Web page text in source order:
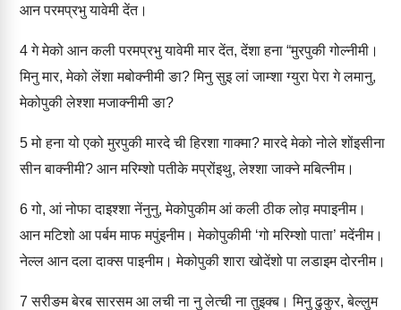
आन परमप्रभु यावेमी देंत।
4गे मेको आन कली परमप्रभु यावेमी मार देंत, देंशा हना “मुरपुकी गोल्‍नीमी।
मिनु मार, मेको लेंशा मबोक्‍नीमी ङा? मिनु सुइ लां जाम्‍शा ग्‍युरा पेरा गे लमानु,
मेकोपुकी लेश्‍शा मजाक्‍नीमी ङा?
5मो हना यो एको मुरपुकी मारदे ची हिरशा गाक्‍मा? मारदे मेको नोले शोंइसीना
सीन बाक्‍नीमी? आन मरिम्‍शो पतीके मप्रोंइथु, लेश्‍शा जाक्‍ने मबित्‍नीम।
6गो, आं नोफा दाइश्‍शा नेंनुनु, मेकोपुकीम आं कली ठीक लोव़ मपाइनीम।
आन मटिशो आ पर्बम माफ मपुंइनीम। मेकोपुकीमी ‘गो मरिम्‍शो पाता’ मदेंनीम।
नेल्‍ल आन दला दाक्‍स पाइनीम। मेकोपुकी शारा खोदेंशो पा लडाइम दोरनीम।
7 सरीङम बेरब सारसम आ लची ना नु लेत्‍ची ना तुइक्‍ब। मिनु ढुकुर, बेल्‍लुम